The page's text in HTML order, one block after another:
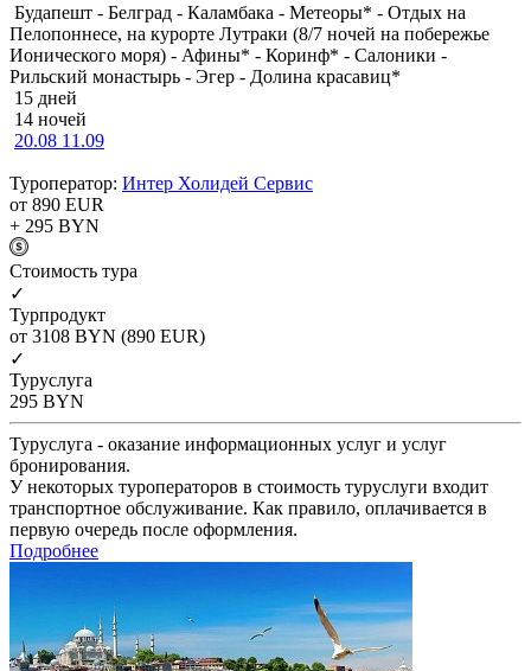
Будапешт - Белград - Каламбака - Метеоры* - Отдых на
Пелопоннесе, на курорте Лутраки (8/7 ночей на побережье
Ионического моря) - Афины* - Коринф* - Салоники -
Рильский монастырь - Эгер - Долина красавиц*
15 дней
14 ночей
20.08 11.09
Туроператор: Интер Холидей Сервис
от 890 EUR
+ 295 BYN
Cтоимость тура
✓
Турпродукт
от 3108 BYN (890 EUR)
✓
Туруслуга
295 BYN
Туруслуга - оказание информационных услуг и услуг
бронирования.
У некоторых туроператоров в стоимость туруслуги входит
транспортное обслуживание. Как правило, оплачивается в
первую очередь после оформления.
Подробнее